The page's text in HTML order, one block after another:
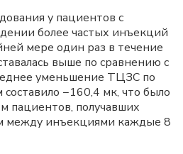
у пациентов с
более частых инъекций
мере один раз в течение
выше по сравнению с
уменьшение ТЦЗС по
−160,4 мк, что было
пациентов, получавших
между инъекциями каждые 8